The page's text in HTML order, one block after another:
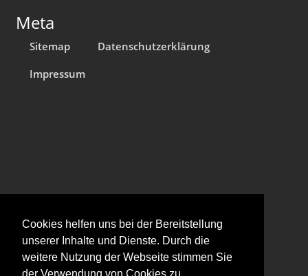
Cookies helfen uns bei der Bereitstellung
unserer Inhalte und Dienste. Durch die
weitere Nutzung der Webseite stimmen Sie
Meta
Sitemap
Datenschutzerklärung
Impressum
Aktuelles
Retrospektive im Österreichischen Filmmuseum
Januar, 2026